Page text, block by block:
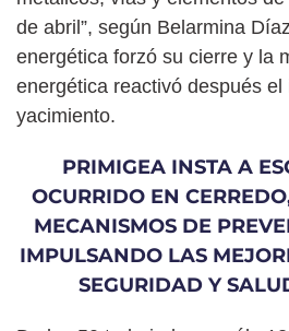
de abril”, según Belarmina
energética forzó su cierre y la
energética reactivó después el
yacimiento.
PRIMIGEA INSTA A
OCURRIDO EN
MECANISMOS DE
IMPULSANDO LAS
SEGURIDAD Y